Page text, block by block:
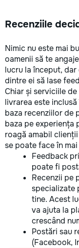
Recenziile
Nimic nu este mai
oamenii să te
lucru la început,
dintre ei să lase
Chiar și serviciile
livrarea este
baza recenziilor de
baza pe experiența
roagă amabil
se poate face în
Feedback
poate fi
Recenzii pe
specializate
tine. Acest
va ajuta la
crescând
Postări sau
(Facebook,